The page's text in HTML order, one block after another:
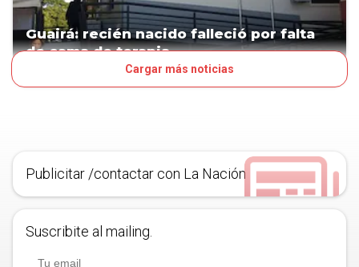
Guairá: recién nacido falleció por falta
de cama de terapia
Cargar más noticias
Publicitar /contactar con La Nación
Suscribite al mailing.